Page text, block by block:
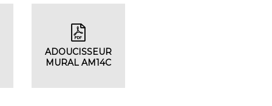
ADOUCISSEUR
MURAL AM14C